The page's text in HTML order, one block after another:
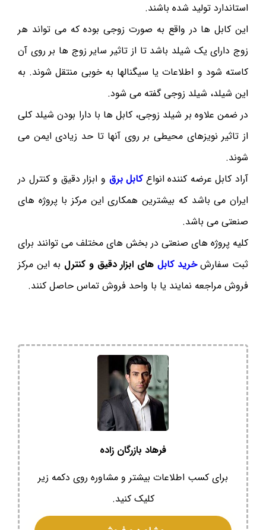
استاندارد تولید شده باشند.
این کابل ها در واقع به صورت زوجی بوده که می تواند هر
زوج دارای یک شیلد باشد تا از تاثیر سایر زوج ها بر روی آن
کاسته شود و اطلاعات یا سیگنالها به خوبی منتقل شوند. به
این شیلد، شیلد زوجی گفته می شود.
در ضمن علاوه بر شیلد زوجی، کابل ها با دارا بودن شیلد کلی
از تاثیر نویزهای محیطی بر روی آنها تا حد زیادی ایمن می
شوند.
آراد کابل عرضه کننده انواعکابل برق و ابزار دقیق و کنترل در
ایران می باشد که بیشترین همکاری این مرکز با پروژه های
صنعتی می باشد.
کلیه پروژه های صنعتی در بخش های مختلف می توانند برای
ثبت سفارشخرید کابل های ابزار دقیق و کنترل به این مرکز
فروش مراجعه نمایند یا با واحد فروش تماس حاصل کنند.
فرهاد بازرگان زاده
برای کسب اطلاعات بیشتر و مشاوره روی دکمه زیر
کلیک کنید.